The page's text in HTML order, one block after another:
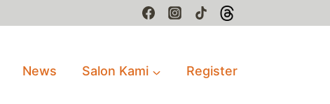
News Salon Kami Register